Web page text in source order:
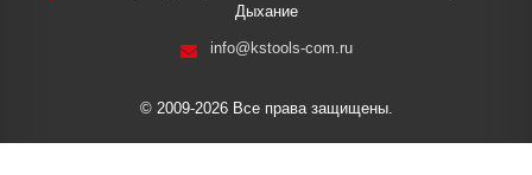
Дыхание
info@kstools-com.ru
© 2009-2026 Все права защищены.